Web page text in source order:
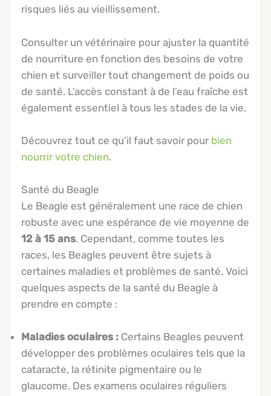
risques liés au vieillissement.
Consulter un vétérinaire pour ajuster la quantité
de nourriture en fonction des besoins de votre
chien et surveiller tout changement de poids ou
de santé. L’accès constant à de l’eau fraîche est
également essentiel à tous les stades de la vie.
Découvrez tout ce qu’il faut savoir pour bien
nourrir votre chien.
Santé du Beagle
Le Beagle est généralement une race de chien
robuste avec une espérance de vie moyenne de
12 à 15 ans. Cependant, comme toutes les
races, les Beagles peuvent être sujets à
certaines maladies et problèmes de santé. Voici
quelques aspects de la santé du Beagle à
prendre en compte :
Maladies oculaires : Certains Beagles peuvent
développer des problèmes oculaires tels que la
cataracte, la rétinite pigmentaire ou le
glaucome. Des examens oculaires réguliers